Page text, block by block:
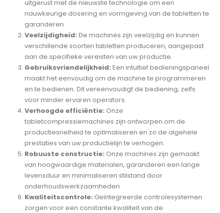
uitgerust met de nieuwste technologie om een
nauwkeurige dosering en vormgeving van de tabletten te
garanderen.
Veelzijdigheid: De machines zijn veelzijdig en kunnen
verschillende soorten tabletten produceren, aangepast
aan de specifieke vereisten van uw productie.
Gebruiksvriendelijkheid: Een intuïtief bedieningspaneel
maakt het eenvoudig om de machine te programmeren
en te bedienen. Dit vereenvoudigt de bediening, zelfs
voor minder ervaren operators.
Verhoogde efficiëntie: Onze
tabletcompressiemachines zijn ontworpen om de
productiesnelheid te optimaliseren en zo de algehele
prestaties van uw productielijn te verhogen.
Robuuste constructie: Onze machines zijn gemaakt
van hoogwaardige materialen, garanderen een lange
levensduur en minimaliseren stilstand door
onderhoudswerkzaamheden.
Kwaliteitscontrole: Geïntegreerde controlesystemen
zorgen voor een constante kwaliteit van de